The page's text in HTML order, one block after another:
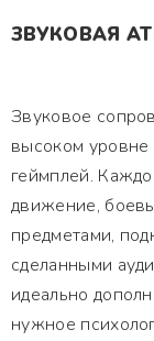
ЗВУКОВАЯ
Звуковое
высоком уровне
геймплей.
движение,
предметами,
сделанными
идеально
нужное